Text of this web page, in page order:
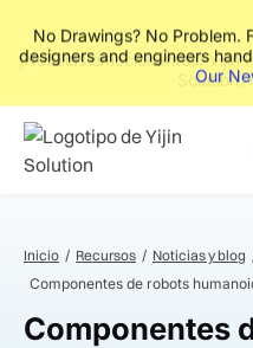
No Drawings? No
designers and engineers
Our
Inicio Recursos
Noticias y blog
Componentes de robots
Componentes